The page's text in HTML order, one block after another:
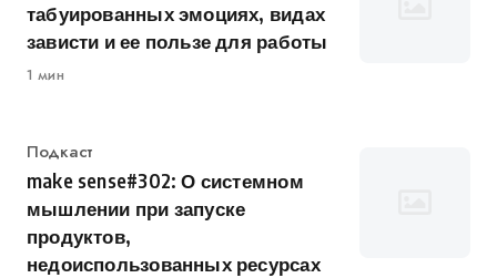
табуированных эмоциях, видах
зависти и ее пользе для работы
1 мин
Категория
Подкаст
make sense#302: О системном
мышлении при запуске
продуктов,
недоиспользованных ресурсах